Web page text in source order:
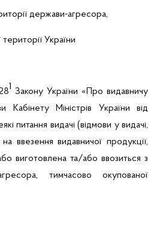
держави-агресора,
України
1 Закону України «Про видавничу
Кабінету Міністрів України від
питання видачі (відмови у видачі,
ввезення видавничої продукції,
виготовлена та/або ввозиться з
тимчасово окупованої